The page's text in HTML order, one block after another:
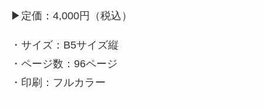
▶︎定価：4,000円（税込）
・サイズ：B5サイズ縦
・ページ数：96ページ
・印刷：フルカラー